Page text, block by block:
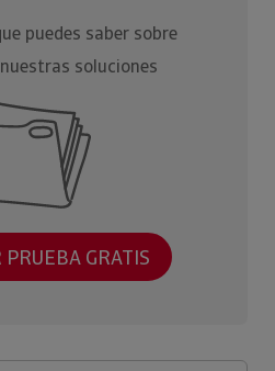
puedes saber sobre
soluciones
PRUEBA GRATIS